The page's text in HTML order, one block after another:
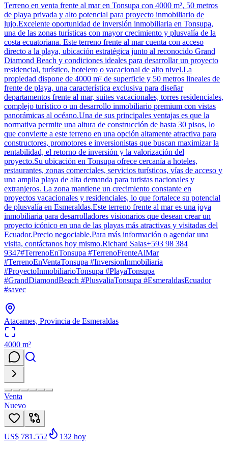
Terreno en venta frente al mar en Tonsupa con 4000 m², 50 metros
de playa privada y alto potencial para proyecto inmobiliario de
lujo.Excelente oportunidad de inversión inmobiliaria en Tonsupa,
una de las zonas turísticas con mayor crecimiento y plusvalía de la
costa ecuatoriana. Este terreno frente al mar cuenta con acceso
directo a la playa, ubicación estratégica junto al reconocido Grand
Diamond Beach y condiciones ideales para desarrollar un proyecto
residencial, turístico, hotelero o vacacional de alto nivel.La
propiedad dispone de 4000 m² de superficie y 50 metros lineales de
frente de playa, una característica exclusiva para diseñar
departamentos frente al mar, suites vacacionales, torres residenciales,
complejo turístico o un desarrollo inmobiliario premium con vistas
panorámicas al océano.Una de sus principales ventajas es que la
normativa permite una altura de construcción de hasta 30 pisos, lo
que convierte a este terreno en una opción altamente atractiva para
constructores, promotores e inversionistas que buscan maximizar la
rentabilidad, el retorno de inversión y la valorización del
proyecto.Su ubicación en Tonsupa ofrece cercanía a hoteles,
restaurantes, zonas comerciales, servicios turísticos, vías de acceso y
una amplia playa de alta demanda para turistas nacionales y
extranjeros. La zona mantiene un crecimiento constante en
proyectos vacacionales y residenciales, lo que fortalece su potencial
de plusvalía en Esmeraldas.Este terreno frente al mar es una joya
inmobiliaria para desarrolladores visionarios que desean crear un
proyecto icónico en una de las playas más atractivas y visitadas del
Ecuador.Precio negociable.Para más información o agendar una
visita, contáctanos hoy mismo.Richard Salas+593 98 384
9347#TerrenoEnTonsupa #TerrenoFrenteAlMar
#TerrenoEnVentaTonsupa #InversionInmobiliaria
#ProyectoInmobiliarioTonsupa #PlayaTonsupa
#GrandDiamondBeach #PlusvaliaTonsupa #EsmeraldasEcuador
#savec
Atacames, Provincia de Esmeraldas
4000 m²
Venta
Nuevo
US$ 781.552 132 hoy